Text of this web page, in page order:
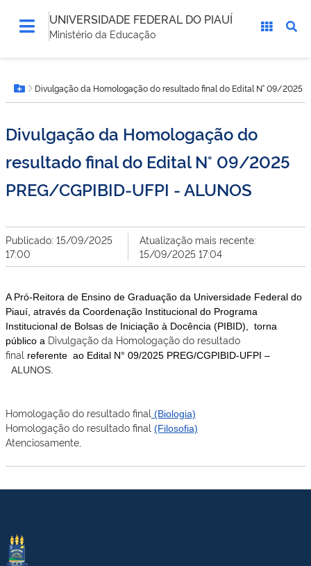
UNIVERSIDADE FEDERAL DO PIAUÍ
Ministério da Educação
está
aqui:Botão Menu
Divulgação da Homologação do resultado final do Edital N° 09/2025
Divulgação da Homologação do
resultado final do Edital N° 09/2025
PREG/CGPIBID-UFPI - ALUNOS
Publicado: 15/09/2025
17:00
Atualização mais recente:
15/09/2025 17:04
A Pró-Reitora de Ensino de Graduação da Universidade Federal do
Piauí, através da Coordenação Institucional do Programa
Institucional de Bolsas de Iniciação à Docência (PIBID), torna
público a Divulgação da Homologação do resultado
final referente ao Edital N° 09/2025 PREG/CGPIBID-UFPI –
ALUNOS.
Homologação do resultado final (Biologia)
Homologação do resultado final (Filosofia)
Atenciosamente,